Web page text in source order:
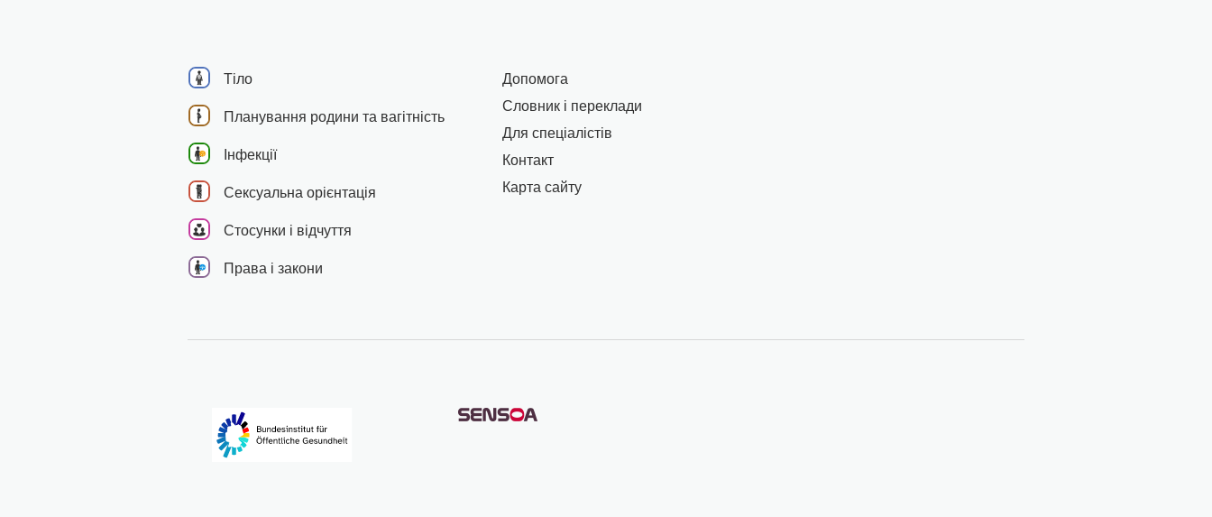
Тіло
Планування родини та вагітність
Інфекції
Сексуальна орієнтація
Стосунки і відчуття
Права і закони
Допомога
Словник і переклади
Для спеціалістів
Контакт
Карта сайту